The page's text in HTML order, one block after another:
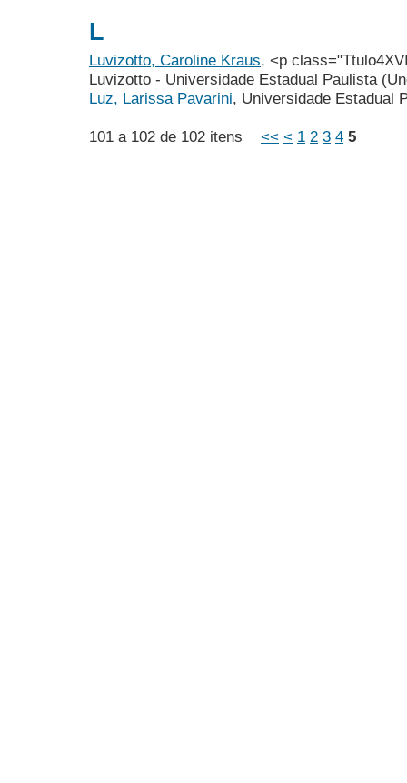
L
Luvizotto, Caroline Kraus, <p
Luvizotto - Universidade Estadual Paulista
Luz, Larissa Pavarini, Universidade Estadual
101 a 102 de 102 itens << < 1 2 3 4 5